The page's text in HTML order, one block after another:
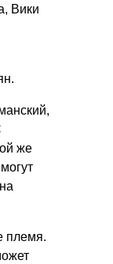
Вики
же
племя.